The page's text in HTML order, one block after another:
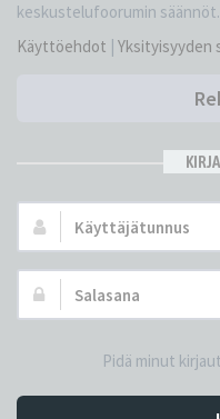
keskustelufoorumin säännöt.
Käyttöehdot | Yksityisyyden
Käyttäjätunnus:
Salasana:
Pidä minut